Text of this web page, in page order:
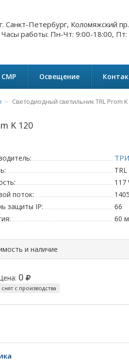
Санкт-Петербург, Коломяжский
работы: Пн-Чт: 9:00-18:00, Пт:
СМР Освещение
Светодиодный светильник TRL Prom K
K 120
117
поток:
защиты IP:
66
60
и наличие
0
снят с производства